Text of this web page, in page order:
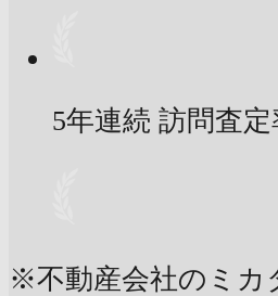
5年連続 訪問査定
※不動産会社のミカ